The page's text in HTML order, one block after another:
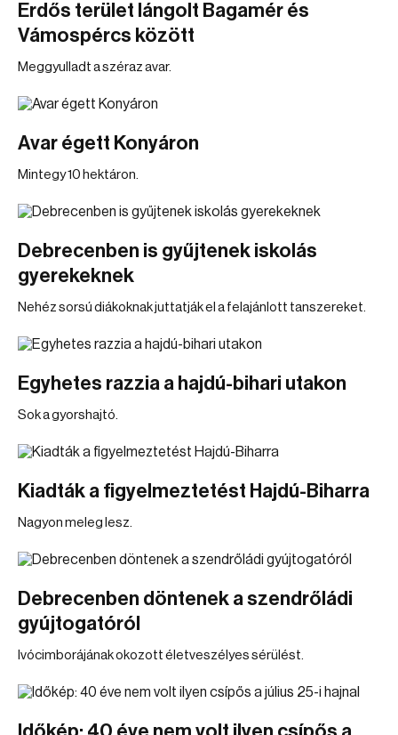
Erdős terület lángolt Bagamér és
Vámospércs között
Meggyulladt a széraz avar.
Avar égett Konyáron
Mintegy 10 hektáron.
Debrecenben is gyűjtenek iskolás
gyerekeknek
Nehéz sorsú diákoknak juttatják el a felajánlott tanszereket.
Egyhetes razzia a hajdú-bihari utakon
Sok a gyorshajtó.
Kiadták a figyelmeztetést Hajdú-Biharra
Nagyon meleg lesz.
Debrecenben döntenek a szendrőládi
gyújtogatóról
Ivócimborájának okozott életveszélyes sérülést.